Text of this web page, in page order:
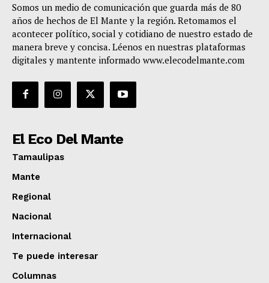
Somos un medio de comunicación que guarda más de 80
años de hechos de El Mante y la región. Retomamos el
acontecer político, social y cotidiano de nuestro estado de
manera breve y concisa. Léenos en nuestras plataformas
digitales y mantente informado www.elecodelmante.com
El Eco Del Mante
Tamaulipas
Mante
Regional
Nacional
Internacional
Te puede interesar
Columnas